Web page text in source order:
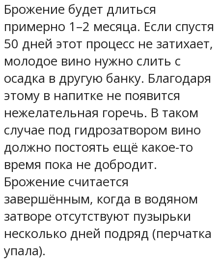
Брожение будет длиться
примерно 1–2 месяца. Если спустя
50 дней этот процесс не затихает,
молодое вино нужно слить с
осадка в другую банку. Благодаря
этому в напитке не появится
нежелательная горечь. В таком
случае под гидрозатвором вино
должно постоять ещё какое-то
время пока не добродит.
Брожение считается
завершённым, когда в водяном
затворе отсутствуют пузырьки
несколько дней подряд (перчатка
упала).